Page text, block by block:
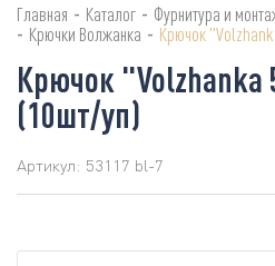
Главная - Каталог - Фурнитура и
- Крючки Волжанка - Крючок
Крючок "Volzhanka
(10шт/уп)
Артикул: 53117 bl-7